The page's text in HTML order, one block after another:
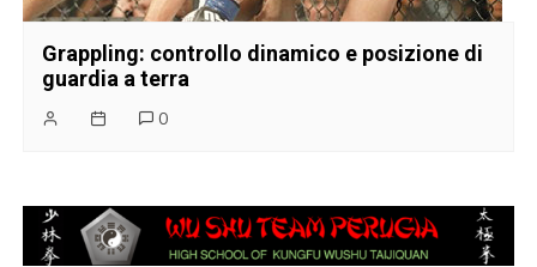
Grappling: controllo dinamico e posizione di
guardia a terra
0